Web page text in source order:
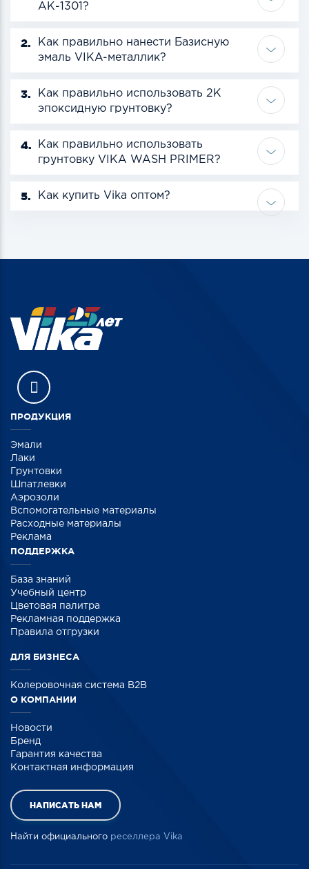
АК-1301?
2.
Как правильно нанести Базисную
эмаль VIKA-металлик?
3.
Как правильно использовать 2К
эпоксидную грунтовку?
4.
Как правильно использовать
грунтовку VIKA WASH PRIMER?
5. Как купить Vika оптом?
ПРОДУКЦИЯ
Эмали
Лаки
Грунтовки
Шпатлевки
Аэрозоли
Вспомогательные материалы
Расходные материалы
Реклама
ПОДДЕРЖКА
База знаний
Учебный центр
Цветовая палитра
Рекламная поддержка
Правила отгрузки
ДЛЯ БИЗНЕСА
Колеровочная система B2B
О КОМПАНИИ
Новости
Бренд
Гарантия качества
Контактная информация
НАПИСАТЬ НАМ
Найти официального реселлера Vika